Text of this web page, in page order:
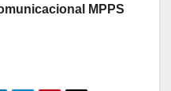
MPPS